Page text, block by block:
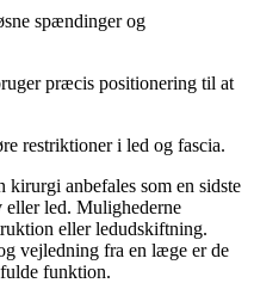
spændinger og
præcis positionering til at
restriktioner i led og fascia.
anbefales som en sidste
eller led. Mulighederne
eller ledudskiftning.
vejledning fra en læge er de
funktion.